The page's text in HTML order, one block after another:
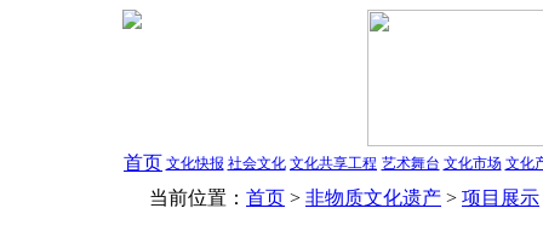
首页 文化快报 社会文化 文化共享工程 艺术舞台 文化市场 文化
当前位置： 首页 > 非物质文化遗产 > 项目展示